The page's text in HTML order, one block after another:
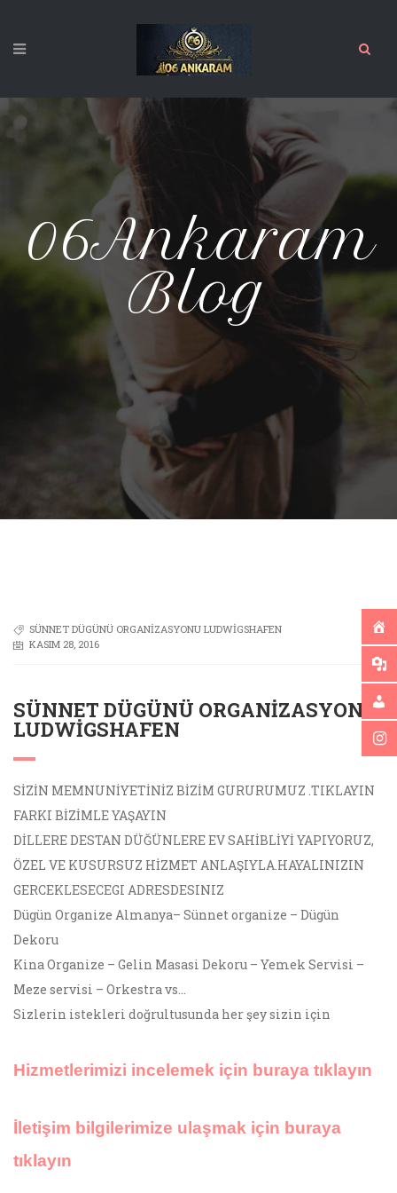
06Ankaram
Blog
SÜNNET DÜGÜNÜ ORGANIZASYONU LUDWIGSHAFEN
KASIM 28, 2016
SÜNNET DÜGÜNÜ ORGANIZASYONU
LUDWIGSHAFEN
SİZİN MEMNUNİYETİNİZ BİZİM GURURUMUZ .TIKLAYIN
FARKI BİZİMLE YAŞAYIN
DİLLERE DESTAN DÜĞÜNLERE EV SAHİBLİYİ YAPIYORUZ,
ÖZEL VE KUSURSUZ HİZMET ANLAŞIYLA.HAYALINIZIN
GERCEKLESECEGI ADRESDESINIZ
Dügün Organize Almanya– Sünnet organize – Dügün
Dekoru
Kina Organize – Gelin Masasi Dekoru – Yemek Servisi –
Meze servisi – Orkestra vs…
Sizlerin istekleri doğrultusunda her şey sizin için
Hizmetlerimizi incelemek için buraya tıklayın
İletişim bilgilerimize ulaşmak için buraya
tıklayın